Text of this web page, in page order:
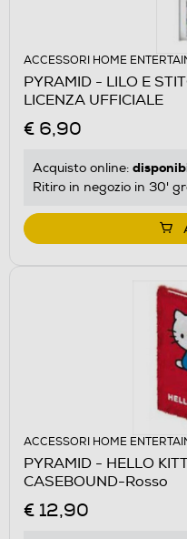
ACCESSORI HOME
PYRAMID - LILO E STITCH - SET
LICENZA UFFICIALE
€ 6,90
Acquisto online:
Ritiro in negozio in 30'
ACCESSORI HOME
PYRAMID - HELLO
CASEBOUND-Rosso
€ 12,90